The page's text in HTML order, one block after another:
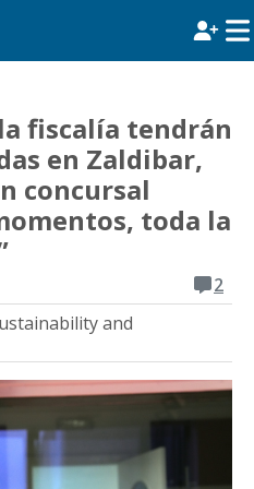
fiscalía tendrán
en Zaldibar,
concursal
toda la
2
and